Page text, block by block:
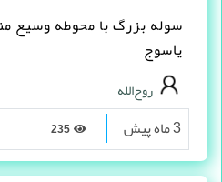
سوله بزرگ با محوطه وسیع
یاسوج
روح‌الله
3 ماه پیش